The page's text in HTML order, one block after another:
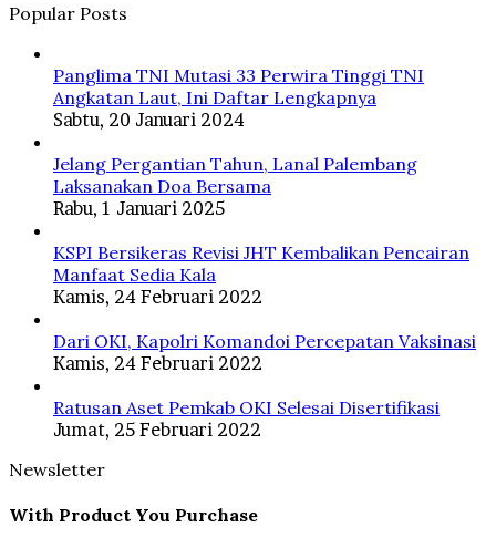
Popular Posts
Panglima TNI Mutasi 33 Perwira Tinggi TNI
Angkatan Laut, Ini Daftar Lengkapnya
Sabtu, 20 Januari 2024
Jelang Pergantian Tahun, Lanal Palembang
Laksanakan Doa Bersama
Rabu, 1 Januari 2025
KSPI Bersikeras Revisi JHT Kembalikan Pencairan
Manfaat Sedia Kala
Kamis, 24 Februari 2022
Dari OKI, Kapolri Komandoi Percepatan Vaksinasi
Kamis, 24 Februari 2022
Ratusan Aset Pemkab OKI Selesai Disertifikasi
Jumat, 25 Februari 2022
Newsletter
With Product You Purchase